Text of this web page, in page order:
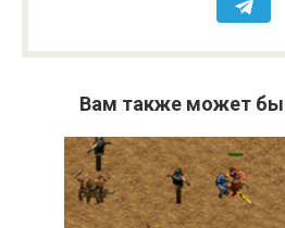
Вам также может